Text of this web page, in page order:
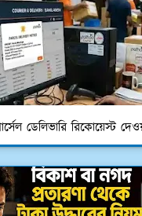
ডেলিভারি রিকোয়েস্ট